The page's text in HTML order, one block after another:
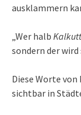
ausklammern
„Wer halb
sondern der
Diese Worte
sichtbar in